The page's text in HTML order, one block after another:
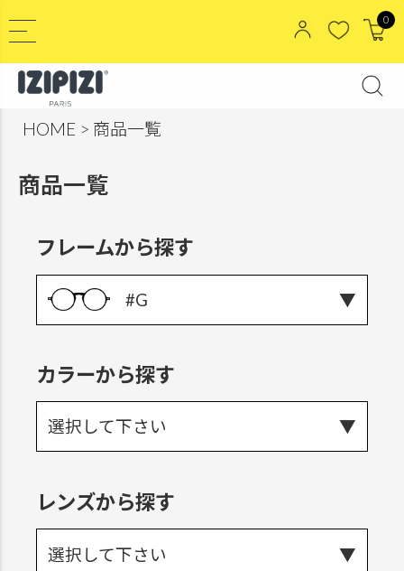
0
HOME 商品一覧
商品一覧
フレームから探す
#G
カラーから探す
選択して下さい
レンズから探す
選択して下さい